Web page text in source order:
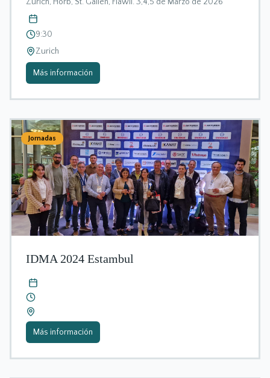
9:30
Zurich
Más información
Jornadas
IDMA 2024 Estambul
Más información